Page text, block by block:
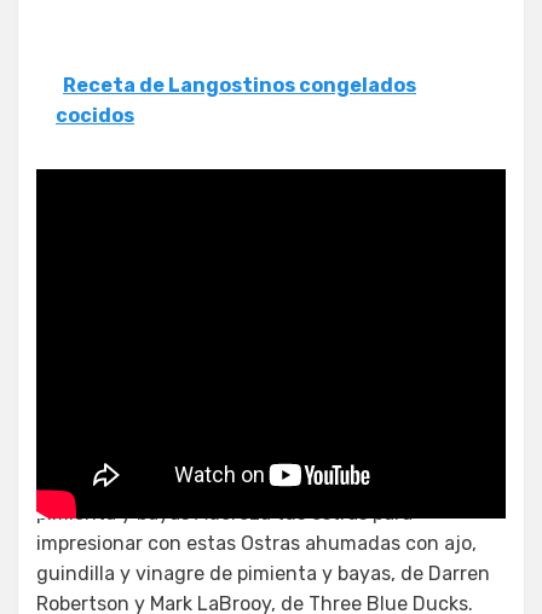
Receta de Langostinos congelados
cocidos
Ostras ahumadas con ajo, guindilla y vinagre de
pimienta y bayas Adereza tus ostras para
impresionar con estas Ostras ahumadas con ajo,
guindilla y vinagre de pimienta y bayas, de Darren
Robertson y Mark LaBrooy, de Three Blue Ducks.